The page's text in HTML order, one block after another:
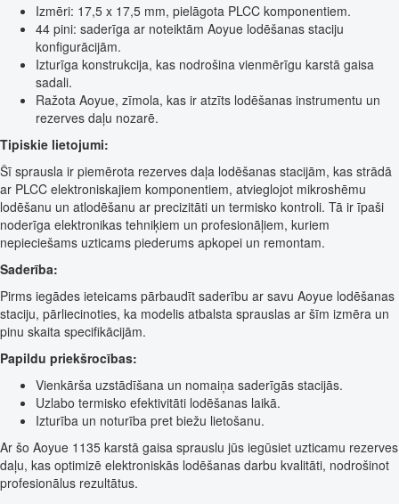
Izmēri: 17,5 x 17,5 mm, pielāgota PLCC komponentiem.
44 pini: saderīga ar noteiktām Aoyue lodēšanas staciju
konfigurācijām.
Izturīga konstrukcija, kas nodrošina vienmērīgu karstā gaisa
sadali.
Ražota Aoyue, zīmola, kas ir atzīts lodēšanas instrumentu un
rezerves daļu nozarē.
Tipiskie lietojumi:
Šī sprausla ir piemērota rezerves daļa lodēšanas stacijām, kas strādā
ar PLCC elektroniskajiem komponentiem, atvieglojot mikroshēmu
lodēšanu un atlodēšanu ar precizitāti un termisko kontroli. Tā ir īpaši
noderīga elektronikas tehniķiem un profesionāļiem, kuriem
nepieciešams uzticams piederums apkopei un remontam.
Saderība:
Pirms iegādes ieteicams pārbaudīt saderību ar savu Aoyue lodēšanas
staciju, pārliecinoties, ka modelis atbalsta sprauslas ar šīm izmēra un
pinu skaita specifikācijām.
Papildu priekšrocības:
Vienkārša uzstādīšana un nomaiņa saderīgās stacijās.
Uzlabo termisko efektivitāti lodēšanas laikā.
Izturība un noturība pret biežu lietošanu.
Ar šo Aoyue 1135 karstā gaisa sprauslu jūs iegūsiet uzticamu rezerves
daļu, kas optimizē elektroniskās lodēšanas darbu kvalitāti, nodrošinot
profesionālus rezultātus.